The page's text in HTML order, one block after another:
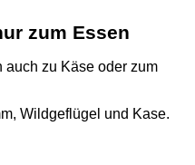
zum Essen
auch zu Käse oder zum
Wildgeflügel und Kase.